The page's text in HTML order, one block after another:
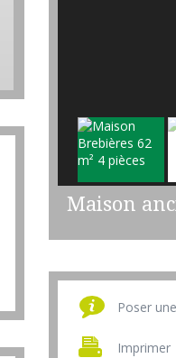
Maison
Poser
Imprimer